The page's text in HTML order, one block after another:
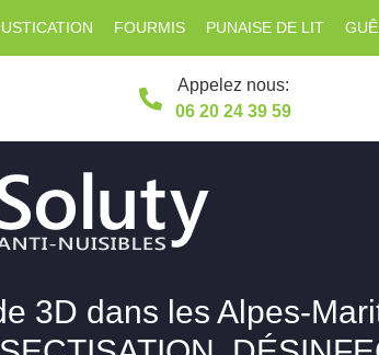
FOURMIS PUNAISE DE LIT
Appelez nous:
06 20 24 39 59
3D dans les Alpes-